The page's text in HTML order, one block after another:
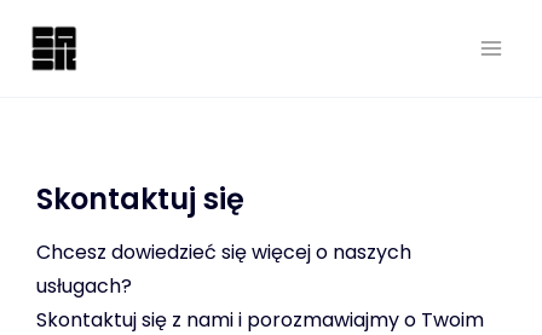
Skontaktuj się
Chcesz dowiedzieć się więcej o naszych
usługach?
Skontaktuj się z nami i porozmawiajmy o Twoim